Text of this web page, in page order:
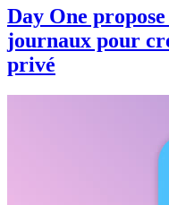
Day One
journaux pour
privé